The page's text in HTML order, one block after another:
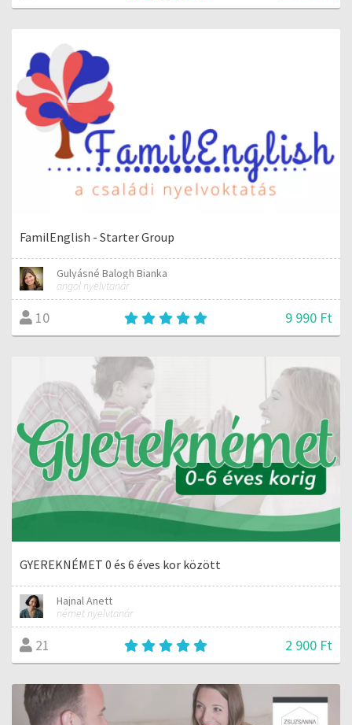
FamilEnglish - Starter Group
Gulyásné Balogh Bianka
angol nyelvtanár
10 9 990 Ft
GYEREKNÉMET 0 és 6 éves kor között
Hajnal Anett
német nyelvtanár
21 2 900 Ft